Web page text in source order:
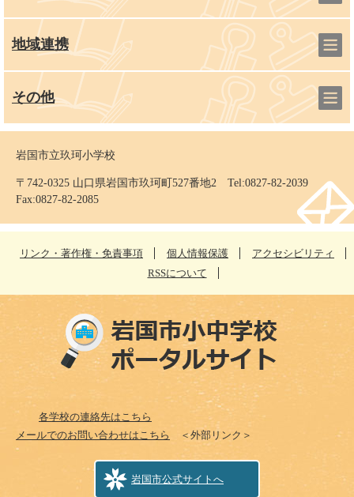
地域連携
その他
岩国市立玖珂小学校
〒742-0325 山口県岩国市玖珂町527番地2 Tel:0827-82-2039
Fax:0827-82-2085
リンク・著作権・免責事項 個人情報保護
アクセシビリティ
RSSについて
各学校の連絡先はこちら
メールでのお問い合わせはこちら
＜外部リンク＞
岩国市公式サイトへ